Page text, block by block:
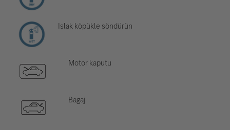
Islak köpükle söndürün
Motor kaputu
Bagaj